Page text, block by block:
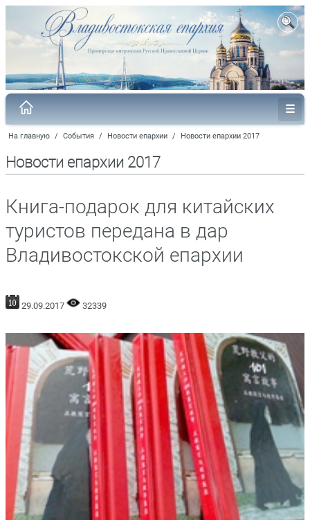
На главную / События / Новости епархии / Новости епархии 2017
Новости епархии 2017
Книга-подарок для китайских
туристов передана в дар
Владивостокской епархии
29.09.2017 32339